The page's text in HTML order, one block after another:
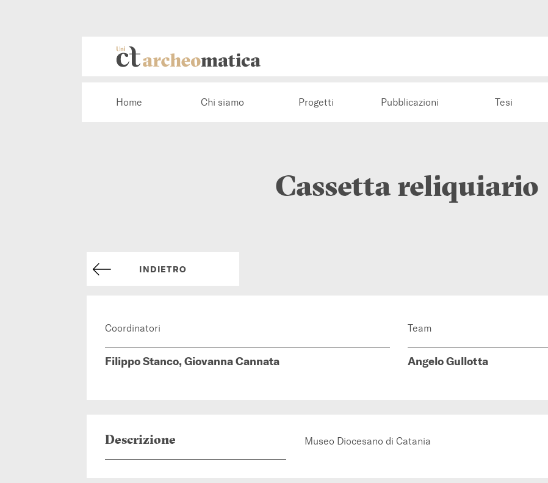
Home Chi siamo Progetti Pubblicazioni Tesi
Cassetta reliquiario
INDIETRO
Coordinatori
Filippo Stanco, Giovanna Cannata
Team
Angelo Gullotta
Descrizione Museo Diocesano di Catania